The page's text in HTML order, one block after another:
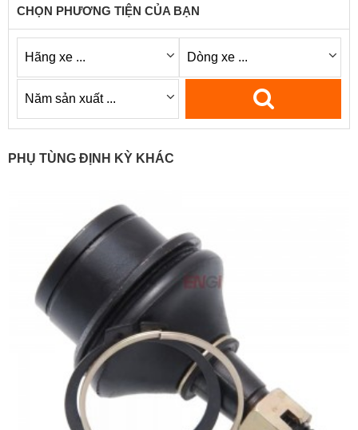
CHỌN PHƯƠNG TIỆN CỦA BẠN
PHỤ TÙNG ĐỊNH KỲ KHÁC